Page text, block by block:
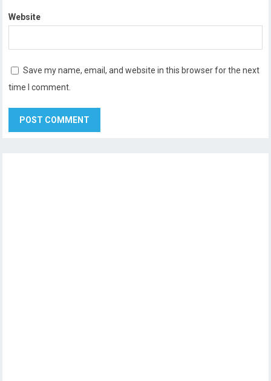
Website
Save my name, email, and website in this browser for the next
time I comment.